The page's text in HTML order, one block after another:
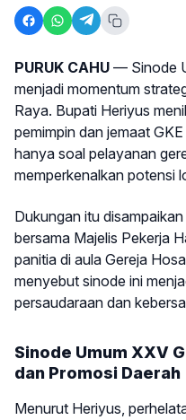
PURUK CAHU — Sinode
menjadi momentum
Raya. Bupati Heriyus
pemimpin dan jemaat
hanya soal pelayanan
memperkenalkan potensi
Dukungan itu
bersama Majelis Pekerja
panitia di aula Gereja
menyebut sinode ini
persaudaraan dan
Sinode Umum XXV
dan Promosi Daerah
Menurut Heriyus,